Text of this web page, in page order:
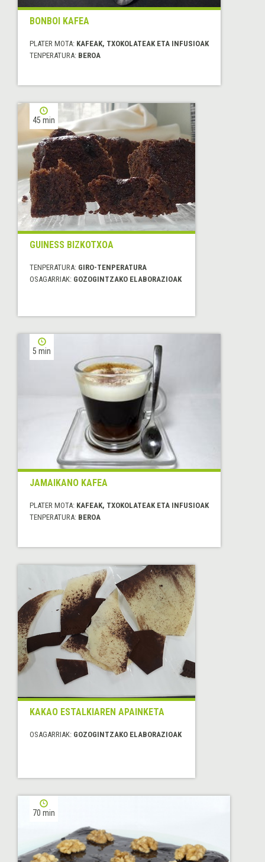
BONBOI KAFEA
PLATER MOTA: KAFEAK, TXOKOLATEAK ETA INFUSIOAK
TENPERATURA: BEROA
45 min
GUINESS BIZKOTXOA
TENPERATURA: GIRO-TENPERATURA
OSAGARRIAK: GOZOGINTZAKO ELABORAZIOAK
5 min
JAMAIKANO KAFEA
PLATER MOTA: KAFEAK, TXOKOLATEAK ETA INFUSIOAK
TENPERATURA: BEROA
KAKAO ESTALKIAREN APAINKETA
OSAGARRIAK: GOZOGINTZAKO ELABORAZIOAK
70 min